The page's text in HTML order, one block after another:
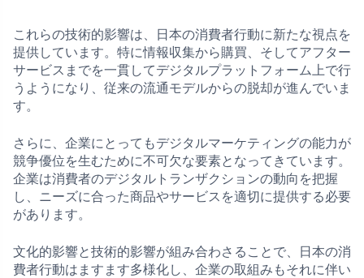
これらの技術的影響は、日本の消費者行動に新たな視点を
提供しています。特に情報収集から購買、そしてアフター
サービスまでを一貫してデジタルプラットフォーム上で行
うようになり、従来の流通モデルからの脱却が進んでいま
す。
さらに、企業にとってもデジタルマーケティングの能力が
競争優位を生むために不可欠な要素となってきています。
企業は消費者のデジタルトランザクションの動向を把握
し、ニーズに合った商品やサービスを適切に提供する必要
があります。
文化的影響と技術的影響が組み合わさることで、日本の消
費者行動はますます多様化し、企業の取組みもそれに伴い